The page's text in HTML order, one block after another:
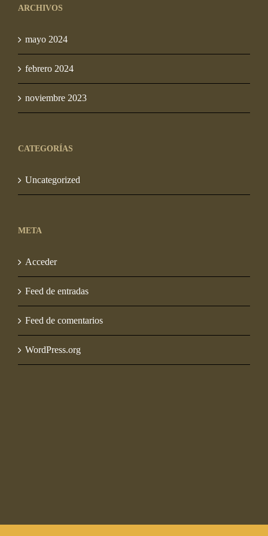
ARCHIVOS
mayo 2024
febrero 2024
noviembre 2023
CATEGORÍAS
Uncategorized
META
Acceder
Feed de entradas
Feed de comentarios
WordPress.org